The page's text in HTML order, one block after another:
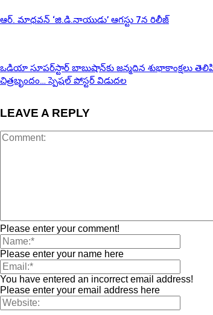
ఆర్‌. మాధవన్‌ ‘జి.డి.నాయుడు’ ఆగస్టు 7న రిలీజ్
ఒడియా సూపర్‌స్టార్ బాబుషాన్‌కు జన్మదిన శుభాకాంక్షలు
చిత్రబృందం… స్పెషల్ పోస్టర్ విడుదల
LEAVE A REPLY
Please enter your comment!
Please enter your name here
You have entered an incorrect email address!
Please enter your email address here